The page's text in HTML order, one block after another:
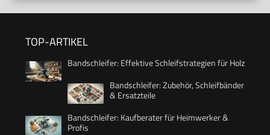
TOP-ARTIKEL
Bandschleifer: Effektive Schleifstrategien für Holz
Bandschleifer: Zubehör, Schleifbänder
& Ersatzteile
Bandschleifer: Kaufberater für Heimwerker &
Profis